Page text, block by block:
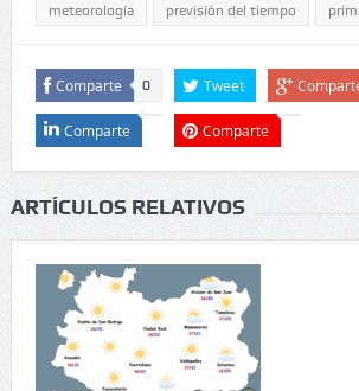
meteorología previsión del tiempo
Comparte 0 Tweet
Comparte Comparte
ARTÍCULOS RELATIVOS